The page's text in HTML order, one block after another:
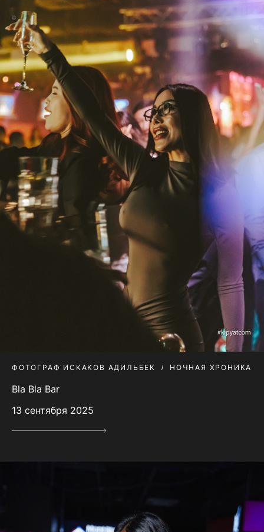
ФОТОГРАФ ИСКАКОВ АДИЛЬБЕК НОЧНАЯ ХРОНИКА
Bla Bla Bar
13 сентября 2025